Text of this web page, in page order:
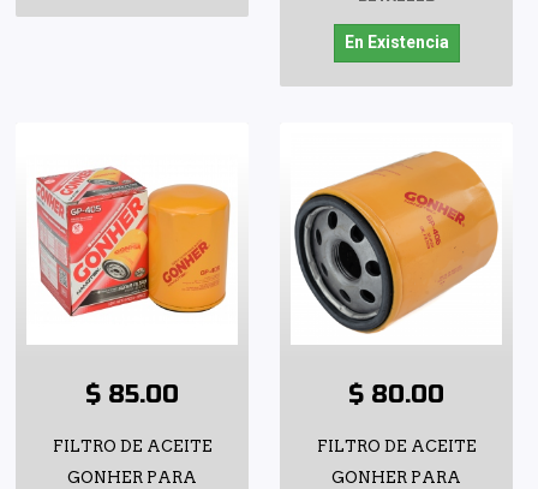
En Existencia
$ 85.00
FILTRO DE ACEITE
GONHER PARA
$ 80.00
FILTRO DE ACEITE
GONHER PARA